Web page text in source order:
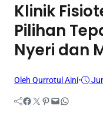
Klinik
Pilihan
Nyeri dan
Oleh Qurrotul Aini•
Facebook Twitter Pinterest Mail WhatsApp